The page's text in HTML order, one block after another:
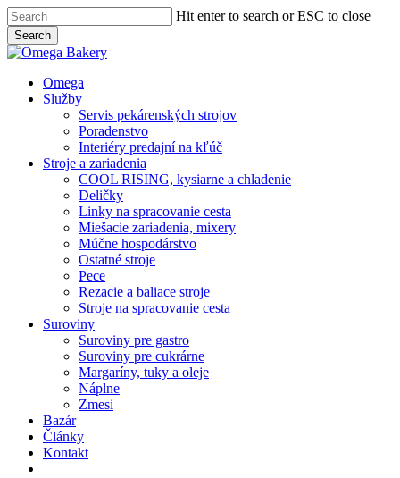
Skip
to
main
content
Hit enter to search or ESC to close
Search
Close
Menu
Omega
Služby
Servis pekárenských strojov
Poradenstvo
Interiéry predajní na kľúč
Stroje a zariadenia
COOL RISING, kysiarne a chladenie
Deličky
Linky na spracovanie cesta
Miešacie zariadenia, mixery
Múčne hospodárstvo
Ostatné stroje
Pece
Rezacie a baliace stroje
Stroje na spracovanie cesta
Suroviny
Suroviny pre gastro
Suroviny pre cukrárne
Margaríny, tuky a oleje
Náplne
Zmesi
Bazár
Články
Kontakt